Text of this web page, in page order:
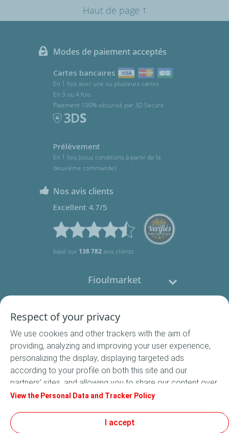
Haut de page ↑
Modes de paiement acceptés
Cartes bancaires
En 1 fois avec une ou plusieurs cartes
En 3 ou 4 fois
Paiement 100% sécurisé par 3D Secure
Prélèvement
En 1 fois (sous conditions à partir de la
deuxième commande)
Nos avis clients
Excellent 4.7/5
basé sur 138 782avis clients
Fioulmarket
Nous contacter
Suivez-nous
Conditions Générales de Vente
Respect of your privacy
We use cookies and other trackers with the aim of
providing, analyzing and improving your user experience,
personalizing the display, displaying targeted ads
according to your profile on both this site and our
partners' sites, and allowing you to share our content over
social media. In accordance with French legislation,
default. You can change your cookie settings at any time
View the Personal Data and Tracker Policy
I accept